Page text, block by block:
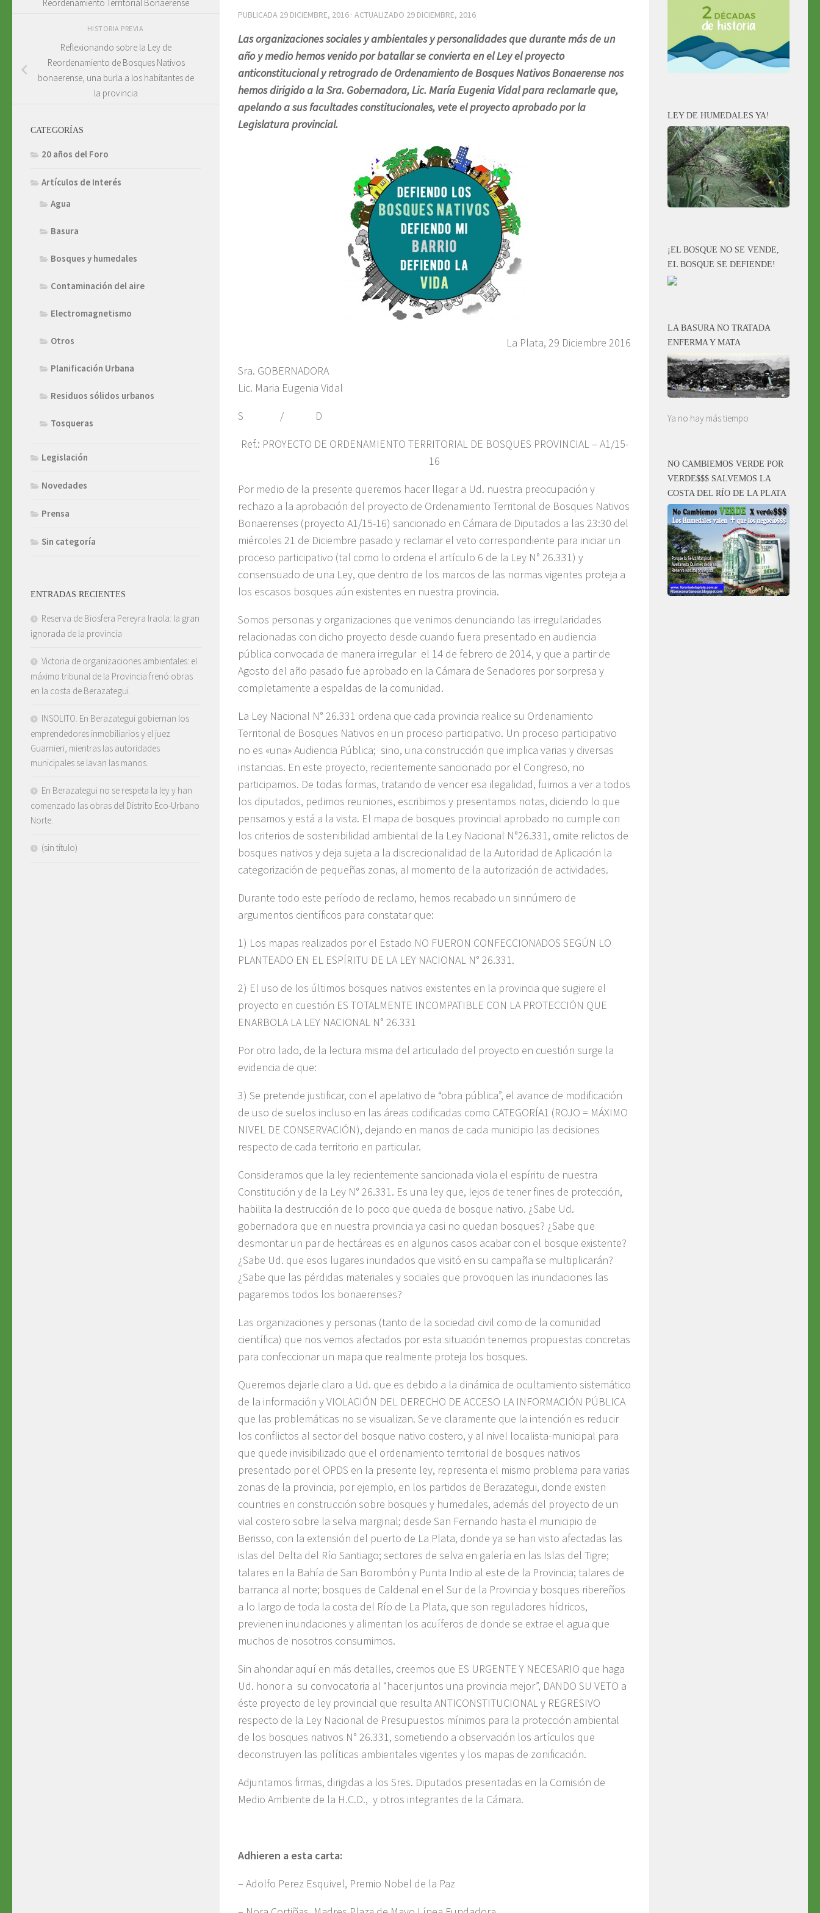
PUBLICADA 29 DICIEMBRE, 2016 · ACTUALIZADO 29 DICIEMBRE, 2016
Las organizaciones sociales y ambientales y personalidades que durante más de un
año y medio hemos venido por batallar se convierta en el Ley el proyecto
anticonstitucional y retrogrado de Ordenamiento de Bosques Nativos Bonaerense nos
hemos dirigido a la Sra. Gobernadora, Lic. María Eugenia Vidal para reclamarle que,
apelando a sus facultades constitucionales, vete el proyecto aprobado por la
Legislatura provincial.
La Plata, 29 Diciembre 2016
Sra. GOBERNADORA
Lic. Maria Eugenia Vidal
S / D
Ref.: PROYECTO DE ORDENAMIENTO TERRITORIAL DE BOSQUES PROVINCIAL – A1/15-
16
Por medio de la presente queremos hacer llegar a Ud. nuestra preocupación y
rechazo a la aprobación del proyecto de Ordenamiento Territorial de Bosques Nativos
Bonaerenses (proyecto A1/15-16) sancionado en Cámara de Diputados a las 23:30 del
miércoles 21 de Diciembre pasado y reclamar el veto correspondiente para iniciar un
proceso participativo (tal como lo ordena el artículo 6 de la Ley N° 26.331) y
consensuado de una Ley, que dentro de los marcos de las normas vigentes proteja a
los escasos bosques aún existentes en nuestra provincia.
Somos personas y organizaciones que venimos denunciando las irregularidades
relacionadas con dicho proyecto desde cuando fuera presentado en audiencia
pública convocada de manera irregular el 14 de febrero de 2014, y que a partir de
Agosto del año pasado fue aprobado en la Cámara de Senadores por sorpresa y
completamente a espaldas de la comunidad.
La Ley Nacional N° 26.331 ordena que cada provincia realice su Ordenamiento
Territorial de Bosques Nativos en un proceso participativo. Un proceso participativo
no es «una» Audiencia Pública; sino, una construcción que implica varias y diversas
instancias. En este proyecto, recientemente sancionado por el Congreso, no
participamos. De todas formas, tratando de vencer esa ilegalidad, fuimos a ver a todos
los diputados, pedimos reuniones, escribimos y presentamos notas, diciendo lo que
pensamos y está a la vista. El mapa de bosques provincial aprobado no cumple con
los criterios de sostenibilidad ambiental de la Ley Nacional N°26.331, omite relictos de
bosques nativos y deja sujeta a la discrecionalidad de la Autoridad de Aplicación la
categorización de pequeñas zonas, al momento de la autorización de actividades.
Durante todo este período de reclamo, hemos recabado un sinnúmero de
argumentos científicos para constatar que:
1) Los mapas realizados por el Estado NO FUERON CONFECCIONADOS SEGÚN LO
PLANTEADO EN EL ESPÍRITU DE LA LEY NACIONAL N° 26.331.
2) El uso de los últimos bosques nativos existentes en la provincia que sugiere el
proyecto en cuestión ES TOTALMENTE INCOMPATIBLE CON LA PROTECCIÓN QUE
ENARBOLA LA LEY NACIONAL N° 26.331
Por otro lado, de la lectura misma del articulado del proyecto en cuestión surge la
evidencia de que:
3) Se pretende justificar, con el apelativo de “obra pública”, el avance de modificación
de uso de suelos incluso en las áreas codificadas como CATEGORÍA1 (ROJO = MÁXIMO
NIVEL DE CONSERVACIÓN), dejando en manos de cada municipio las decisiones
respecto de cada territorio en particular.
Consideramos que la ley recientemente sancionada viola el espíritu de nuestra
Constitución y de la Ley N° 26.331. Es una ley que, lejos de tener fines de protección,
habilita la destrucción de lo poco que queda de bosque nativo. ¿Sabe Ud.
gobernadora que en nuestra provincia ya casi no quedan bosques? ¿Sabe que
desmontar un par de hectáreas es en algunos casos acabar con el bosque existente?
¿Sabe Ud. que esos lugares inundados que visitó en su campaña se multiplicarán?
¿Sabe que las pérdidas materiales y sociales que provoquen las inundaciones las
pagaremos todos los bonaerenses?
Las organizaciones y personas (tanto de la sociedad civil como de la comunidad
científica) que nos vemos afectados por esta situación tenemos propuestas concretas
para confeccionar un mapa que realmente proteja los bosques.
Queremos dejarle claro a Ud. que es debido a la dinámica de ocultamiento sistemático
de la información y VIOLACIÓN DEL DERECHO DE ACCESO LA INFORMACIÓN PÚBLICA
que las problemáticas no se visualizan. Se ve claramente que la intención es reducir
los conflictos al sector del bosque nativo costero, y al nivel localista-municipal para
que quede invisibilizado que el ordenamiento territorial de bosques nativos
presentado por el OPDS en la presente ley, representa el mismo problema para varias
zonas de la provincia, por ejemplo, en los partidos de Berazategui, donde existen
countries en construcción sobre bosques y humedales, además del proyecto de un
vial costero sobre la selva marginal; desde San Fernando hasta el municipio de
Berisso, con la extensión del puerto de La Plata, donde ya se han visto afectadas las
islas del Delta del Río Santiago; sectores de selva en galería en las Islas del Tigre;
talares en la Bahía de San Borombón y Punta Indio al este de la Provincia; talares de
barranca al norte; bosques de Caldenal en el Sur de la Provincia y bosques ribereños
a lo largo de toda la costa del Río de La Plata, que son reguladores hídricos,
previenen inundaciones y alimentan los acuíferos de donde se extrae el agua que
muchos de nosotros consumimos.
Sin ahondar aquí en más detalles, creemos que ES URGENTE Y NECESARIO que haga
Ud. honor a su convocatoria al “hacer juntos una provincia mejor”, DANDO SU VETO a
éste proyecto de ley provincial que resulta ANTICONSTITUCIONAL y REGRESIVO
respecto de la Ley Nacional de Presupuestos mínimos para la protección ambiental
de los bosques nativos N° 26.331, sometiendo a observación los artículos que
deconstruyen las políticas ambientales vigentes y los mapas de zonificación.
Adjuntamos firmas, dirigidas a los Sres. Diputados presentadas en la Comisión de
Medio Ambiente de la H.C.D., y otros integrantes de la Cámara.
Adhieren a esta carta:
– Adolfo Perez Esquivel, Premio Nobel de la Paz
Reordenamiento Territorial Bonaerense
HISTORIA PREVIA
Reflexionando sobre la Ley de
Reordenamiento de Bosques Nativos
bonaerense, una burla a los habitantes de
la provincia
CATEGORÍAS
20 años del Foro
Artículos de Interés
Agua
Basura
Bosques y humedales
Contaminación del aire
Electromagnetismo
Otros
Planificación Urbana
Residuos sólidos urbanos
Tosqueras
Legislación
Novedades
Prensa
Sin categoría
ENTRADAS RECIENTES
Reserva de Biosfera Pereyra Iraola: la gran
ignorada de la provincia
Victoria de organizaciones ambientales: el
máximo tribunal de la Provincia frenó obras
en la costa de Berazategui.
INSOLITO. En Berazategui gobiernan los
emprendedores inmobiliarios y el juez
Guarnieri, mientras las autoridades
municipales se lavan las manos.
En Berazategui no se respeta la ley y han
comenzado las obras del Distrito Eco-Urbano
Norte.
(sin título)
LEY DE HUMEDALES YA!
¡EL BOSQUE NO SE VENDE,
EL BOSQUE SE DEFIENDE!
LA BASURA NO TRATADA
ENFERMA Y MATA
Ya no hay más tiempo
NO CAMBIEMOS VERDE POR
VERDE$$$ SALVEMOS LA
COSTA DEL RÍO DE LA PLATA